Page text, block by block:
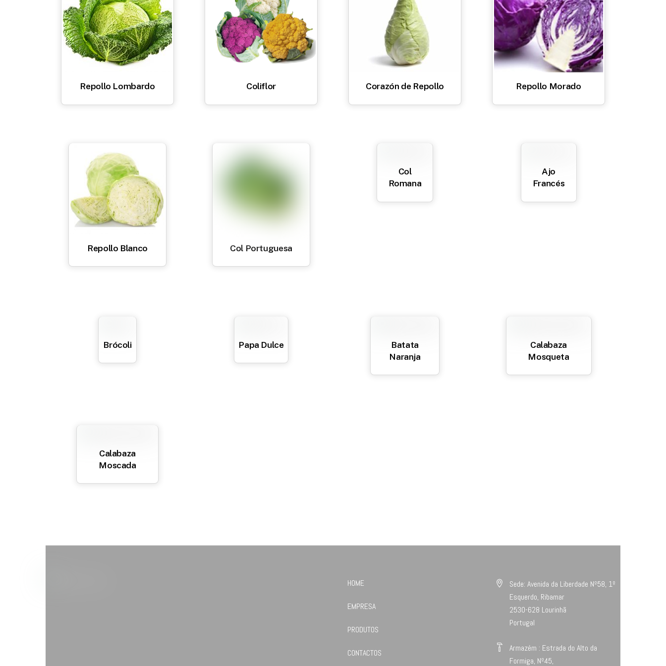
Repollo Lombardo Coliflor Corazón de Repollo Repollo Morado
Repollo Blanco Col Portuguesa
Col
Romana
Ajo
Francés
Brócoli Papa Dulce
Batata
Naranja
Calabaza
Mosqueta
Calabaza
Moscada
HOME
EMPRESA
PRODUTOS
CONTACTOS
Sede: Avenida da Liberdade Nº58, 1º
Esquerdo, Ribamar
2530-628 Lourinhã
Portugal
Armazém : Estrada do Alto da
Formiga, Nº45,